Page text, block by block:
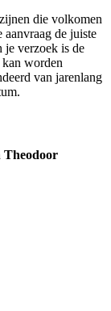
die volkomen
de juiste
je verzoek is de
kan worden
van jarenlang
Theodoor